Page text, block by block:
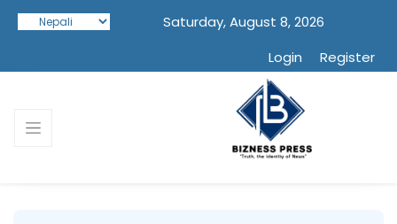
Saturday, August 8, 2026
Login
Register